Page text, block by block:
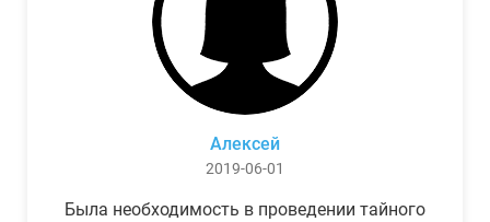
Алексей
2019-06-01
Была необходимость в проведении тайного